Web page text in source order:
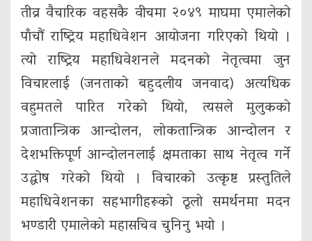
तीव्र वैचारिक वहसकै वीचमा २०४९ माघमा एमालेको
पाँचौं राष्ट्रिय महाधिवेशन आयोजना गरिएको थियो ।
त्यो राष्ट्रिय महाधिवेशनले मदनको नेतृत्वमा जुन
विचारलाई (जनताको बहुदलीय जनवाद) अत्यधिक
वहुमतले पारित गरेको थियो, त्यसले मुलुकको
प्रजातान्त्रिक आन्दोलन, लोकतान्त्रिक आन्दोलन र
देशभक्तिपूर्ण आन्दोलनलाई क्षमताका साथ नेतृत्व गर्ने
उद्घोष गरेको थियो । विचारको उत्कृष्ट प्रस्तुतिले
महाधिवेशनका सहभागीहरूको ठूलो समर्थनमा मदन
भण्डारी एमालेको महासचिव चुनिनु भयो ।